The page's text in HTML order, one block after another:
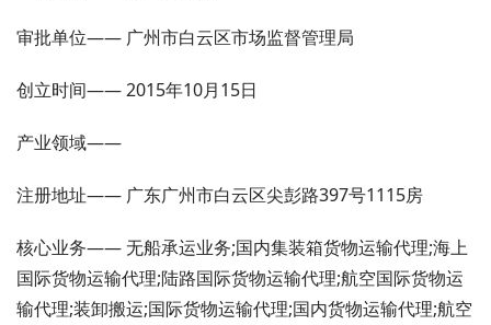
审批单位—— 广州市白云区市场监督管理局
创立时间—— 2015年10月15日
产业领域——
注册地址—— 广东广州市白云区尖彭路397号1115房
核心业务—— 无船承运业务;国内集装箱货物运输代理;海上
国际货物运输代理;陆路国际货物运输代理;航空国际货物运
输代理;装卸搬运;国际货物运输代理;国内货物运输代理;航空